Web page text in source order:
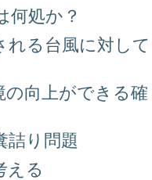
何処か？
れる台風に対して
の向上ができる確
詰り問題
える